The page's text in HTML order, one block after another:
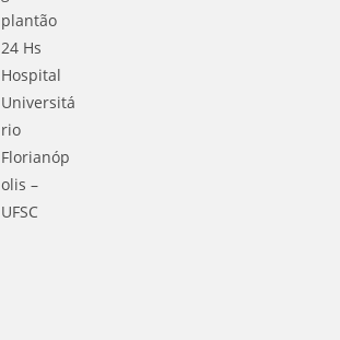
plantão
24 Hs
Hospital
Universitá
rio
Florianóp
olis –
UFSC